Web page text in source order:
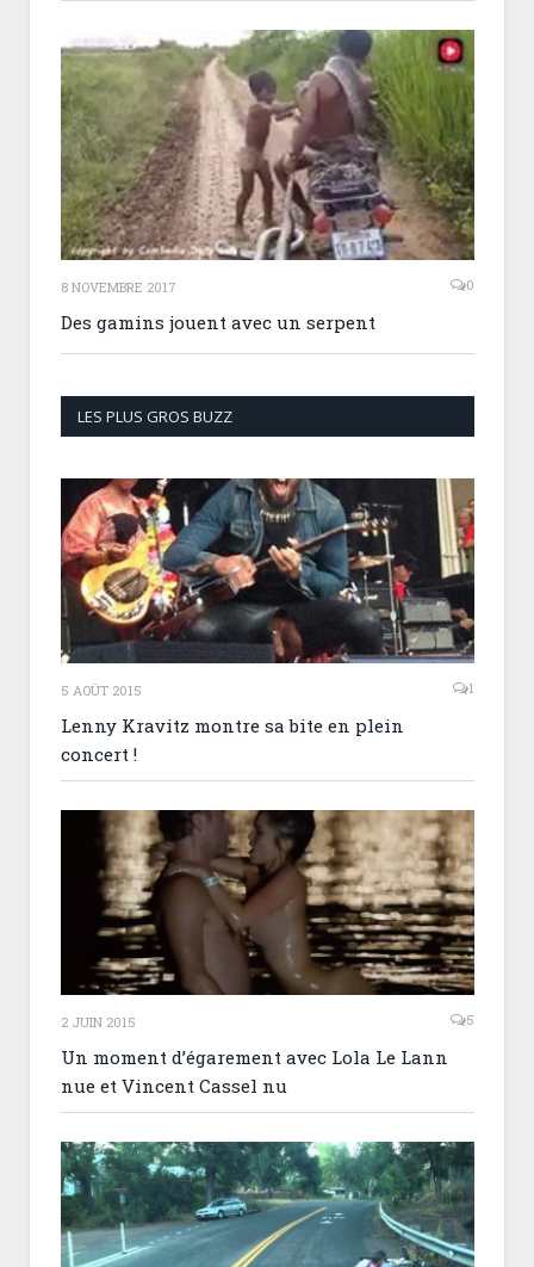
8 NOVEMBRE 2017 0
Des gamins jouent avec un serpent
LES PLUS GROS BUZZ
5 AOÛT 2015 1
Lenny Kravitz montre sa bite en plein
concert !
2 JUIN 2015 5
Un moment d’égarement avec Lola Le Lann
nue et Vincent Cassel nu